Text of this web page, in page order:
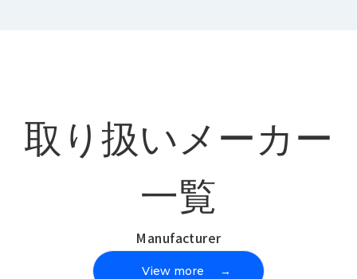
取り扱いメーカー
一覧
Manufacturer
View more →